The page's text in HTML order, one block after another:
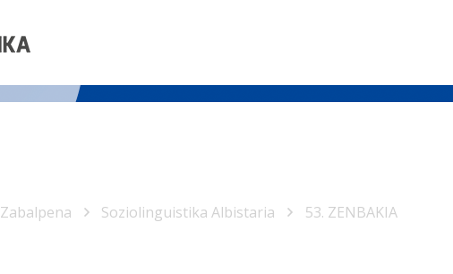
Zabalpena Soziolinguistika Albistaria 53. ZENBAKIA